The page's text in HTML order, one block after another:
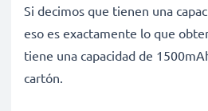
Si decimos que tienen una
eso es exactamente lo que
tiene una capacidad de
cartón.